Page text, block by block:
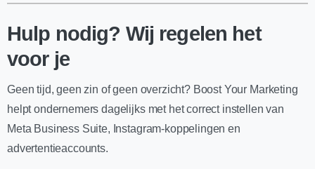
Hulp nodig? Wij regelen het
voor je
Geen tijd, geen zin of geen overzicht? Boost Your Marketing
helpt ondernemers dagelijks met het correct instellen van
Meta Business Suite, Instagram-koppelingen en
advertentieaccounts.